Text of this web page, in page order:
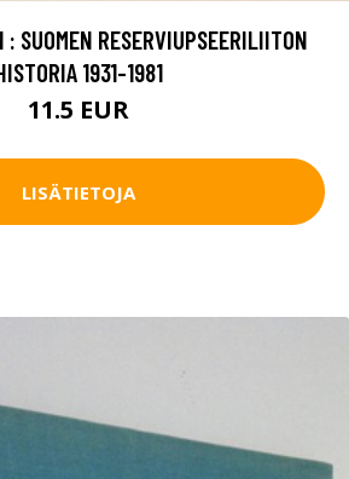
SUOMEN RESERVIUPSEERILIITON
1931-1981
11.5 EUR
LISÄTIETOJA